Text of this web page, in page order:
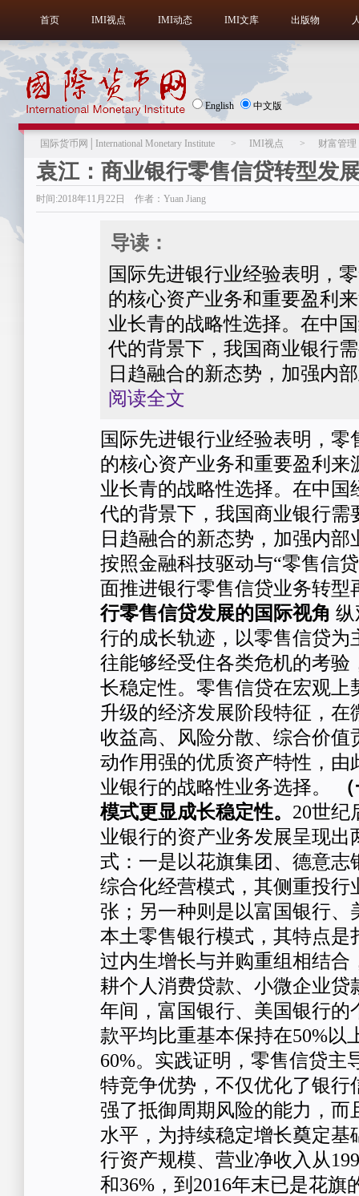
首页 IMI视点 IMI动态 IMI文库 出版物
English 中文版
国际货币网│International Monetary Institute > IMI视点 > 财富管理
袁江：商业银行零售信贷转型发
时间:2018年11月22日 作者：Yuan Jiang
导读：
国际先进银行业经验表明，
的核心资产业务和重要盈利
业长青的战略性选择。在中
代的背景下，我国商业银行
日趋融合的新态势，加强内
阅读全文
国际先进银行业经验表明，零
的核心资产业务和重要盈利来
业长青的战略性选择。在中国
代的背景下，我国商业银行需
日趋融合的新态势，加强内部
按照金融科技驱动与“零售信
面推进银行零售信贷业务转型
行零售信贷发展的国际视角 纵
行的成长轨迹，以零售信贷为
往能够经受住各类危机的考验
长稳定性。零售信贷在宏观上
升级的经济发展阶段特征，在
收益高、风险分散、综合价值
动作用强的优质资产特性，由
业银行的战略性业务选择。
模式更显成长稳定性。 20世纪
业银行的资产业务发展呈现出
式：一是以花旗集团、德意志
综合化经营模式，其侧重投行
张；另一种则是以富国银行、
本土零售银行模式，其特点是
过内生增长与并购重组相结合
耕个人消费贷款、小微企业贷
年间，富国银行、美国银行的
款平均比重基本保持在50%以
60%。实践证明，零售信贷主
特竞争优势，不仅优化了银行
强了抵御周期风险的能力，而
水平，为持续稳定增长奠定基
行资产规模、营业净收入从
和36%，到2016年末已是花旗